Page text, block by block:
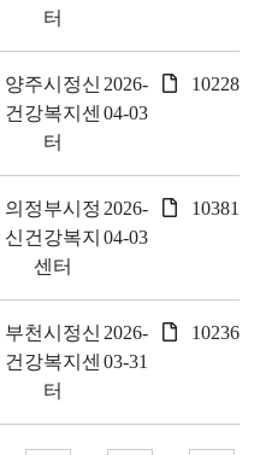
터
양주시정신
건강복지센
터
2026-
04-03
10228
의정부시정
신건강복지
센터
2026-
04-03
10381
부천시정신
건강복지센
터
2026-
03-31
10236